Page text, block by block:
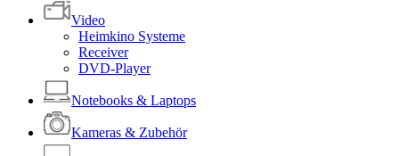
Video
Heimkino Systeme
Receiver
DVD-Player
Notebooks & Laptops
Kameras & Zubehör